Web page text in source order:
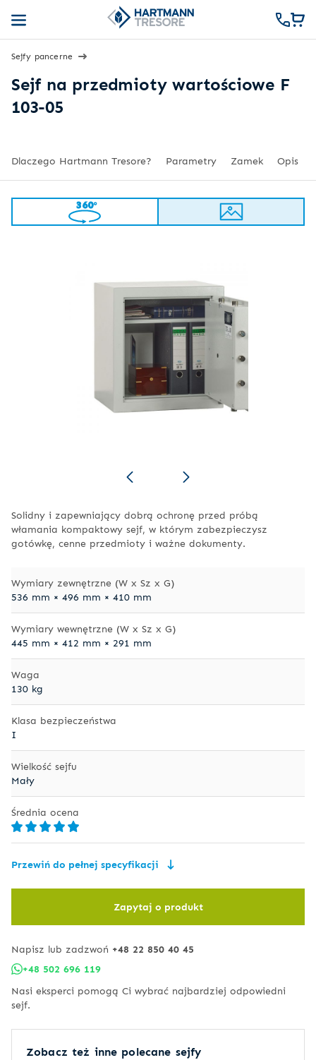
Sejfy pancerne
Sejf na przedmioty wartościowe F
103-05
360
Solidny i zapewniający dobrą ochronę przed próbą
włamania kompaktowy sejf, w którym zabezpieczysz
gotówkę, cenne przedmioty i ważne dokumenty.
Wymiary zewnętrzne (W x Sz x G)
536 mm × 496 mm × 410 mm
Wymiary wewnętrzne (W x Sz x G)
445 mm × 412 mm × 291 mm
Waga
130 kg
Klasa bezpieczeństwa
I
Wielkość sejfu
Mały
Średnia ocena
Przewiń do pełnej specyfikacji
Zapytaj o produkt
Napisz lub zadzwoń +48 22 850 40 45
+48 502 696 119
Nasi eksperci pomogą Ci wybrać najbardziej odpowiedni
sejf.
Zobacz też inne polecane sejfy
Dlaczego Hartmann Tresore? Parametry Zamek Opis